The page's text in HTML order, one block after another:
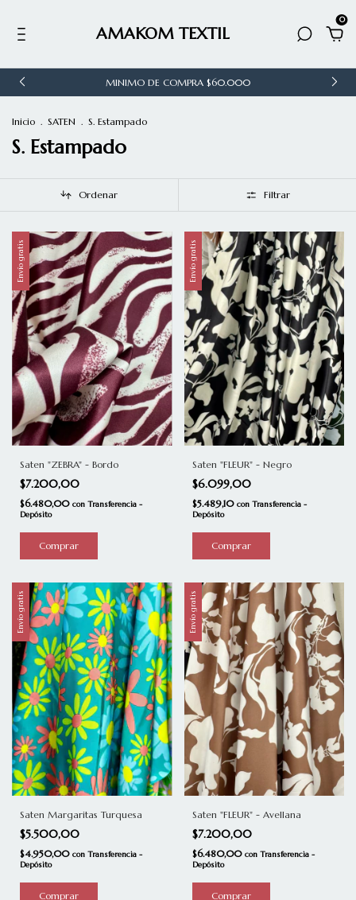
AMAKOM TEXTIL
0
MINIMO DE COMPRA $60.000
Inicio . SATEN . S. Estampado
S. Estampado
Ordenar Filtrar
Envío gratis
Saten "ZEBRA" - Bordo
$7.200,00
$6.480,00 con Transferencia -
Depósito
Envío gratis
Saten "FLEUR" - Negro
$6.099,00
$5.489,10 con Transferencia -
Depósito
Envío gratis
Saten Margaritas Turquesa
$5.500,00
$4.950,00 con Transferencia -
Depósito
Comprar
Envío gratis
Saten "FLEUR" - Avellana
$7.200,00
$6.480,00 con Transferencia -
Depósito